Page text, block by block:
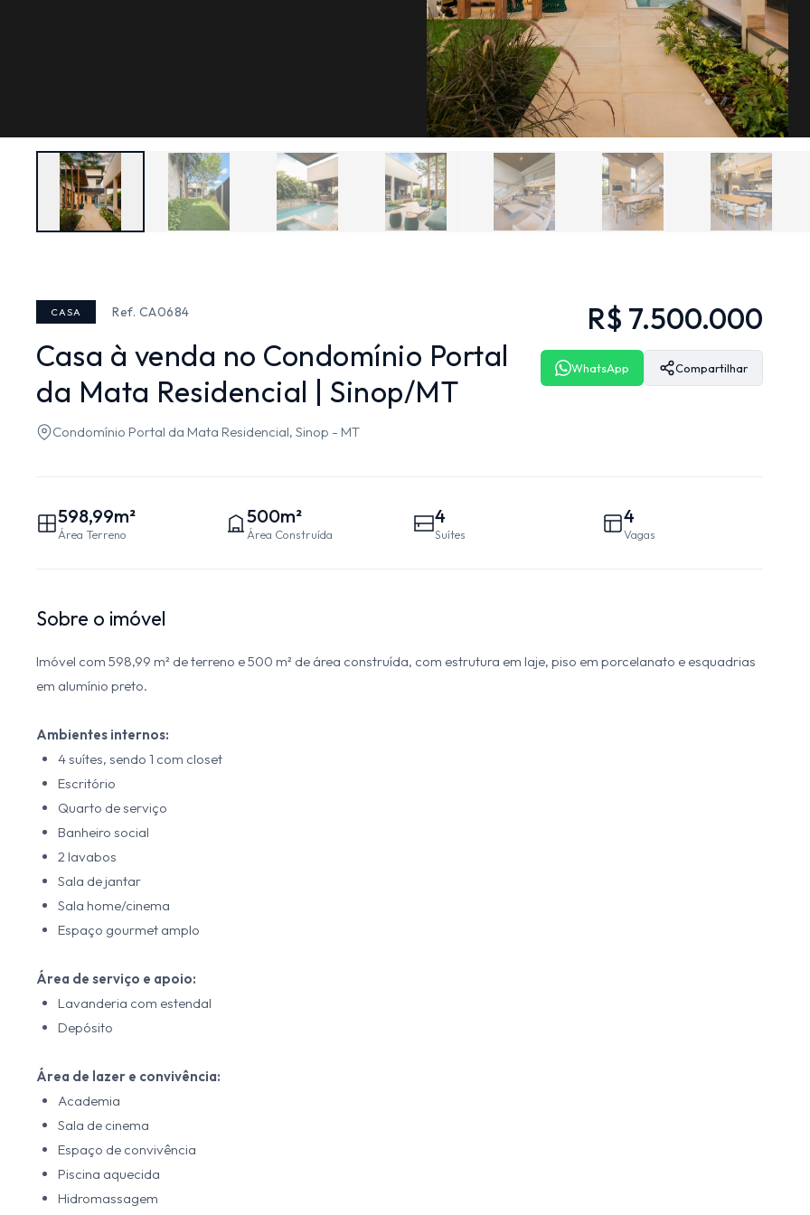
CASA Ref. CA0684
Casa à venda no Condomínio Portal
da Mata Residencial | Sinop/MT
Condomínio Portal da Mata Residencial, Sinop - MT
R$ 7.500.000
WhatsApp Compartilhar
598,99m²
Área Terreno
500m²
Área Construída
4
Suítes
4
Vagas
Sobre o imóvel
Imóvel com 598,99 m² de terreno e 500 m² de área construída, com estrutura em laje, piso em porcelanato e esquadrias
em alumínio preto.
Ambientes internos:
4 suítes, sendo 1 com closet
Escritório
Quarto de serviço
Banheiro social
2 lavabos
Sala de jantar
Sala home/cinema
Espaço gourmet amplo
Área de serviço e apoio:
Lavanderia com estendal
Depósito
Área de lazer e convivência:
Academia
Sala de cinema
Espaço de convivência
Piscina aquecida
Hidromassagem